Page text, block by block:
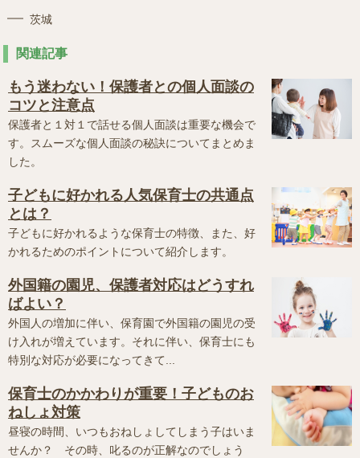
茨城
関連記事
もう迷わない！保護者との個人面談の
コツと注意点
保護者と１対１で話せる個人面談は重要な機会で
す。スムーズな個人面談の秘訣についてまとめま
した。
子どもに好かれる人気保育士の共通点
とは？
子どもに好かれるような保育士の特徴、また、好
かれるためのポイントについて紹介します。
外国籍の園児、保護者対応はどうすれ
ばよい？
外国人の増加に伴い、保育園で外国籍の園児の受
け入れが増えています。それに伴い、保育士にも
特別な対応が必要になってきて...
保育士のかかわりが重要！子どものお
ねしょ対策
昼寝の時間、いつもおねしょしてしまう子はいま
せんか？ その時、叱るのが正解なのでしょう